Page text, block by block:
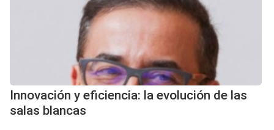
Innovación y eficiencia: la evolución de las
salas blancas